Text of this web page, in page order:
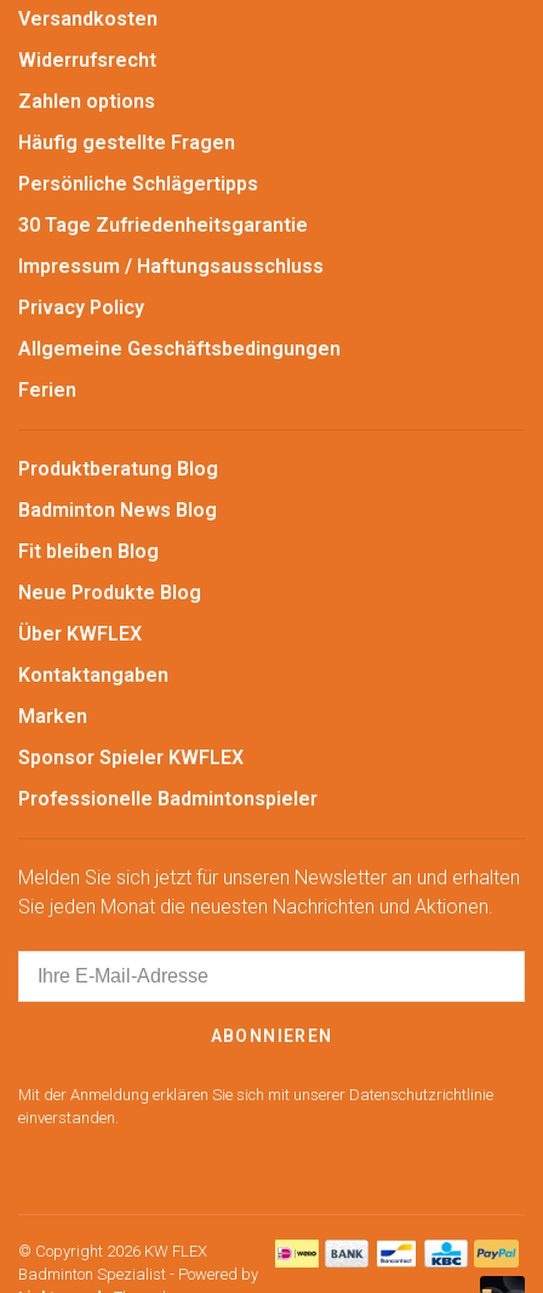
Versandkosten
Widerrufsrecht
Zahlen options
Häufig gestellte Fragen
Persönliche Schlägertipps
30 Tage Zufriedenheitsgarantie
Impressum / Haftungsausschluss
Privacy Policy
Allgemeine Geschäftsbedingungen
Ferien
Produktberatung Blog
Badminton News Blog
Fit bleiben Blog
Neue Produkte Blog
Über KWFLEX
Kontaktangaben
Marken
Sponsor Spieler KWFLEX
Professionelle Badmintonspieler
Melden Sie sich jetzt für unseren Newsletter an und erhalten
Sie jeden Monat die neuesten Nachrichten und Aktionen.
ABONNIEREN
Mit der Anmeldung erklären Sie sich mit unserer Datenschutzrichtlinie
einverstanden.
© Copyright 2026 KW FLEX
Badminton Spezialist - Powered by